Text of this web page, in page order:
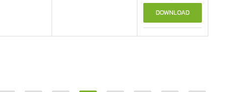
DOWNLOAD